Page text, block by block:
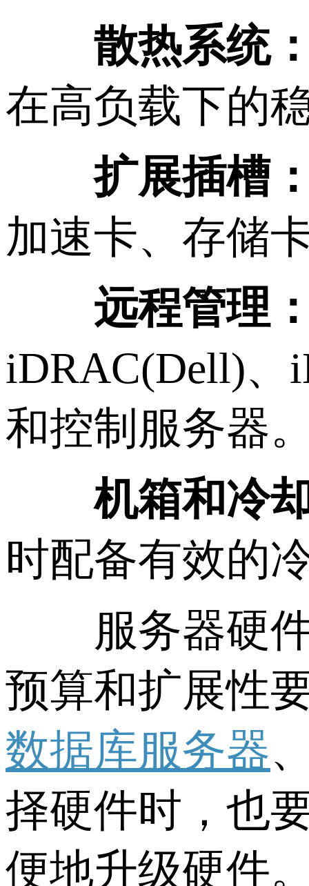
散热系统
在高负载下的
扩展插槽
加速卡、存储
远程管理
iDRAC(Dell)、
和控制服务器
机箱和冷
时配备有效的
服务器硬件
预算和扩展性
数据库服务器
择硬件时，也
便地升级硬件